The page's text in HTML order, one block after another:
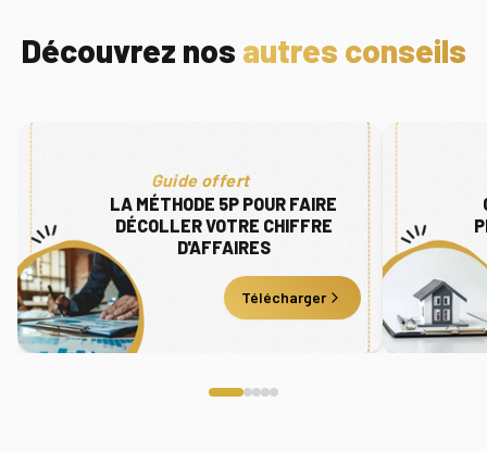
Découvrez nos autres conseils
Guide offert
LA MÉTHODE 5P POUR FAIRE
DÉCOLLER VOTRE CHIFFRE
D'AFFAIRES
Télécharger